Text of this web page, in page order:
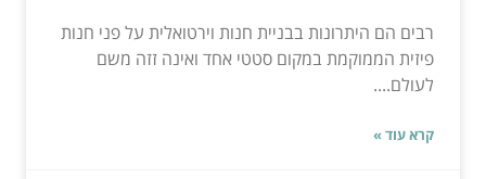
רבים הם היתרונות בבניית חנות וירטואלית על פני חנות
פיזית הממוקמת במקום סטטי אחד ואינה זזה משם
לעולם....
קרא עוד »